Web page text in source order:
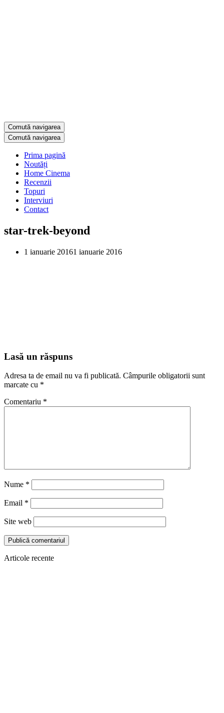
Comută navigarea
Comută navigarea
Prima pagină
Noutăți
Home Cinema
Recenzii
Topuri
Interviuri
Contact
star-trek-beyond
1 ianuarie 20161 ianuarie 2016
Lasă un răspuns
Adresa ta de email nu va fi publicată. Câmpurile obligatorii sunt
marcate cu *
Comentariu *
Nume *
Email *
Site web
Articole recente